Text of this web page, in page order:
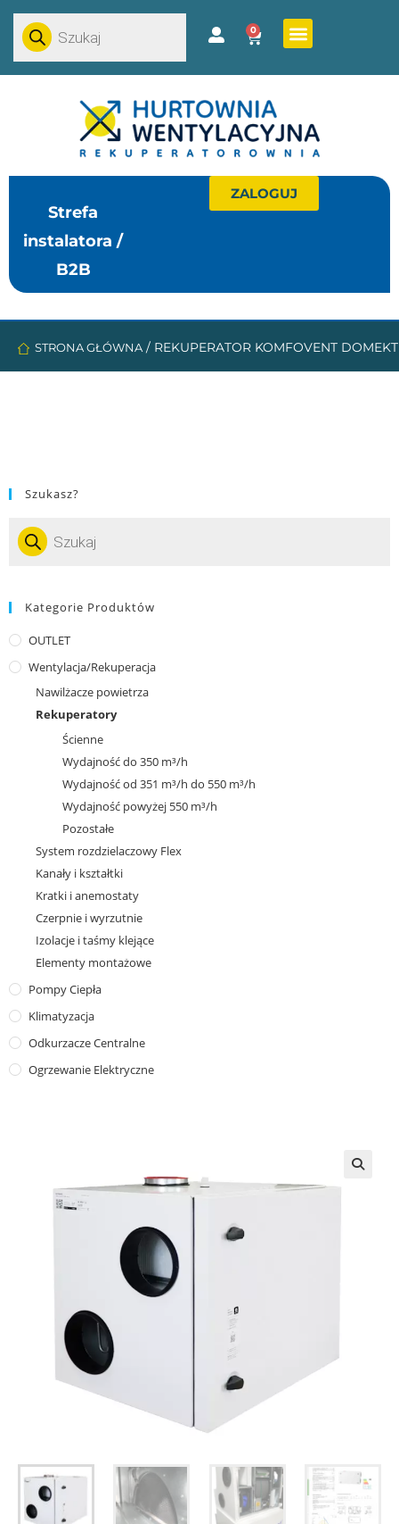
0
Strefa
instalatora /
B2B
ZALOGUJ
STRONA GŁÓWNA / REKUPERATOR KOMFOVENT
Szukasz?
Kategorie Produktów
OUTLET
Wentylacja/Rekuperacja
Nawilżacze powietrza
Rekuperatory
Ścienne
Wydajność do 350 m³/h
Wydajność od 351 m³/h do 550 m³/h
Wydajność powyżej 550 m³/h
Pozostałe
System rozdzielaczowy Flex
Kanały i kształtki
Kratki i anemostaty
Czerpnie i wyrzutnie
Izolacje i taśmy klejące
Elementy montażowe
Pompy Ciepła
Klimatyzacja
Odkurzacze Centralne
Ogrzewanie Elektryczne